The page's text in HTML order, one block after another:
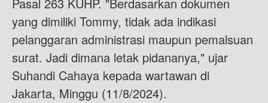
yang dimiliki Tommy, tidak ada indikasi
pelanggaran administrasi maupun pemalsuan
surat. Jadi dimana letak pidananya," ujar
Suhandi Cahaya kepada wartawan di
Jakarta, Minggu (11/8/2024).